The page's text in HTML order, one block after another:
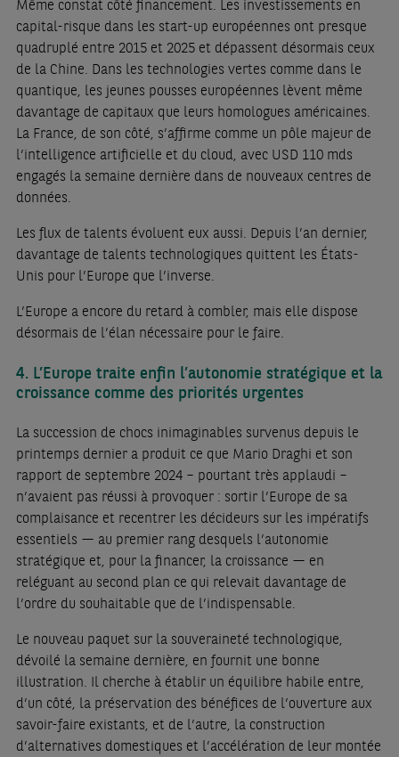
Même constat côté financement. Les investissements en
capital-risque dans les start-up européennes ont presque
quadruplé entre 2015 et 2025 et dépassent désormais ceux
de la Chine. Dans les technologies vertes comme dans le
quantique, les jeunes pousses européennes lèvent même
davantage de capitaux que leurs homologues américaines.
La France, de son côté, s’affirme comme un pôle majeur de
l’intelligence artificielle et du cloud, avec USD 110 mds
engagés la semaine dernière dans de nouveaux centres de
données.
Les flux de talents évoluent eux aussi. Depuis l’an dernier,
davantage de talents technologiques quittent les États-
Unis pour l’Europe que l’inverse.
L’Europe a encore du retard à combler, mais elle dispose
désormais de l’élan nécessaire pour le faire.
4. L’Europe traite enfin l’autonomie stratégique et la
croissance comme des priorités urgentes
La succession de chocs inimaginables survenus depuis le
printemps dernier a produit ce que Mario Draghi et son
rapport de septembre 2024 – pourtant très applaudi –
n’avaient pas réussi à provoquer : sortir l’Europe de sa
complaisance et recentrer les décideurs sur les impératifs
essentiels — au premier rang desquels l’autonomie
stratégique et, pour la financer, la croissance — en
reléguant au second plan ce qui relevait davantage de
l’ordre du souhaitable que de l’indispensable.
Le nouveau paquet sur la souveraineté technologique,
dévoilé la semaine dernière, en fournit une bonne
illustration. Il cherche à établir un équilibre habile entre,
d’un côté, la préservation des bénéfices de l’ouverture aux
savoir-faire existants, et de l’autre, la construction
d’alternatives domestiques et l’accélération de leur montée